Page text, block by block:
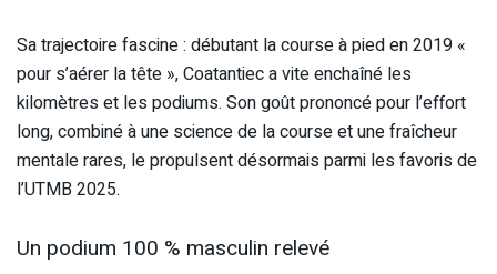
Sa trajectoire fascine : débutant la course à pied en 2019 «
pour s’aérer la tête », Coatantiec a vite enchaîné les
kilomètres et les podiums. Son goût prononcé pour l’effort
long, combiné à une science de la course et une fraîcheur
mentale rares, le propulsent désormais parmi les favoris de
l’UTMB 2025.
Un podium 100 % masculin relevé